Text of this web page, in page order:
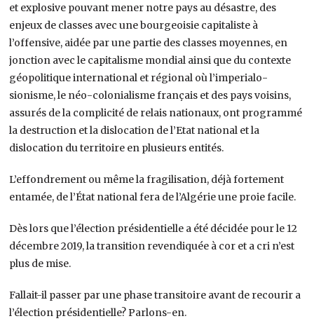
et explosive pouvant mener notre pays au désastre, des
enjeux de classes avec une bourgeoisie capitaliste à
l’offensive, aidée par une partie des classes moyennes, en
jonction avec le capitalisme mondial ainsi que du contexte
géopolitique international et régional où l’imperialo-
sionisme, le néo-colonialisme français et des pays voisins,
assurés de la complicité de relais nationaux, ont programmé
la destruction et la dislocation de l’Etat national et la
dislocation du territoire en plusieurs entités.
L’effondrement ou même la fragilisation, déjà fortement
entamée, de l’État national fera de l’Algérie une proie facile.
Dès lors que l’élection présidentielle a été décidée pour le 12
décembre 2019, la transition revendiquée à cor et a cri n’est
plus de mise.
Fallait-il passer par une phase transitoire avant de recourir a
l’élection présidentielle? Parlons-en.